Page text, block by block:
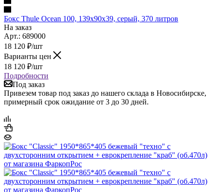
Бокс Thule Ocean 100, 139x90x39, серый, 370 литров
На заказ
Арт.: 689000
18 120 ₽/шт
Варианты цен
18 120 ₽/шт
Подробности
Под заказ
Привезем товар под заказ до нашего склада в Новосибирске,
примерный срок ожидание от 3 до 30 дней.